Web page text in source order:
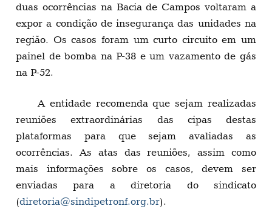
duas ocorrências na Bacia de Campos voltaram a
expor a condição de insegurança das unidades na
região. Os casos foram um curto circuito em um
painel de bomba na P-38 e um vazamento de gás
na P-52.
A entidade recomenda que sejam realizadas
reuniões extraordinárias das cipas destas
plataformas para que sejam avaliadas as
ocorrências. As atas das reuniões, assim como
mais informações sobre os casos, devem ser
enviadas para a diretoria do sindicato
(diretoria@sindipetronf.org.br).